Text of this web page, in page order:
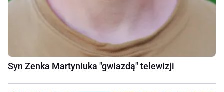
Syn Zenka Martyniuka "gwiazdą" telewizji